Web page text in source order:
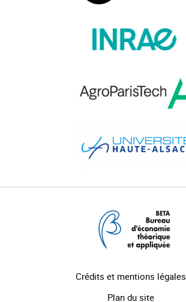
Crédits et mentions légales
Plan du site